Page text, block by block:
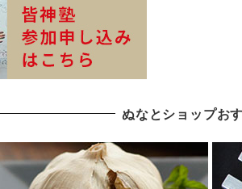
ぬなとショップお